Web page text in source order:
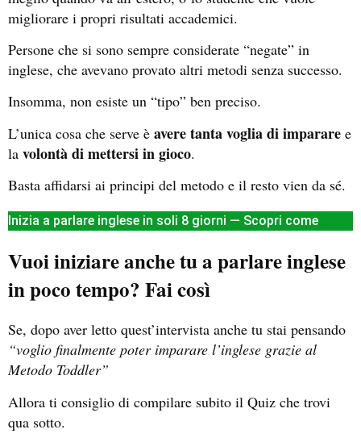
migliorare i propri risultati accademici.
Persone che si sono sempre considerate “negate” in
inglese, che avevano provato altri metodi senza successo.
Insomma, non esiste un “tipo” ben preciso.
L’unica cosa che serve è avere tanta voglia di imparare e
la volontà di mettersi in gioco.
Basta affidarsi ai principi del metodo e il resto vien da sé.
Inizia a parlare inglese in soli 8 giorni — Scopri come
Vuoi iniziare anche tu a parlare inglese
in poco tempo? Fai così
Se, dopo aver letto quest’intervista anche tu stai pensando
“voglio finalmente poter imparare l’inglese grazie al
Metodo Toddler”
Allora ti consiglio di compilare subito il Quiz che trovi
qua sotto.